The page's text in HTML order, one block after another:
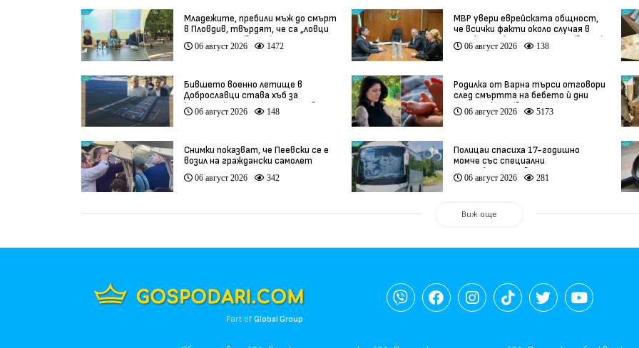
Младежите, пребили мъж до смърт
в Пловдив, твърдят, че са „ловци
на педофили” (видео)
06 август 2026 1472
МВР увери еврейската общност,
че всички факти около случая в
Банско ще бъдат изяснени (видео)
06 август 2026 138
Бившето военно летище в
Доброславци става хъб за
космически технологии и иновации
(видео)
06 август 2026 148
Родилка от Варна търси отговори
след смъртта на бебето ѝ дни
преди секцио (видео)
06 август 2026 5173
Снимки показват, че Пеевски се е
возил на граждански самолет
06 август 2026 342
Полицаи спасиха 17-годишно
момче със специални
потребности, свалено от
автобус
06 август 2026 281
Виж още
Part ofGlobal Group